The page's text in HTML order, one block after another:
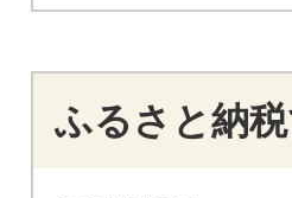
ふるさと納